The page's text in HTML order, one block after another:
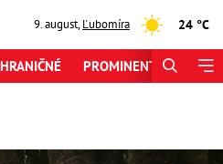
9. august,Ľubomíra 24 °C
PROMINENTI ŠPORT